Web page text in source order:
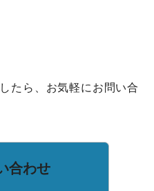
たら、お気軽にお問い合
合わせ